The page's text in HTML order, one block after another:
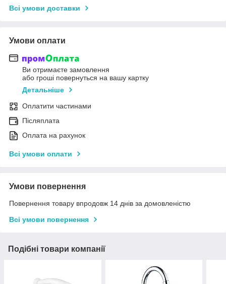
Всі умови доставки
Умови оплати
Ви отримаєте замовлення
або гроші повернуться на вашу картку
Детальніше
Оплатити частинами
Післяплата
Оплата на рахунок
Всі умови оплати
Умови повернення
Повернення товару впродовж 14 днів за домовленістю
Всі умови повернення
Подібні товари компанії